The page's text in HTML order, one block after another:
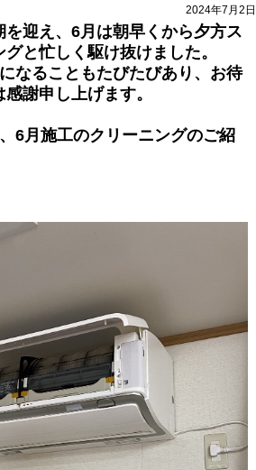
2024年7月2日
を迎え、6月は朝早くから夕方ス
と忙しく駆け抜けました。
なることもたびたびあり、お待
謝申し上げます。
6月施工のクリーニングのご紹